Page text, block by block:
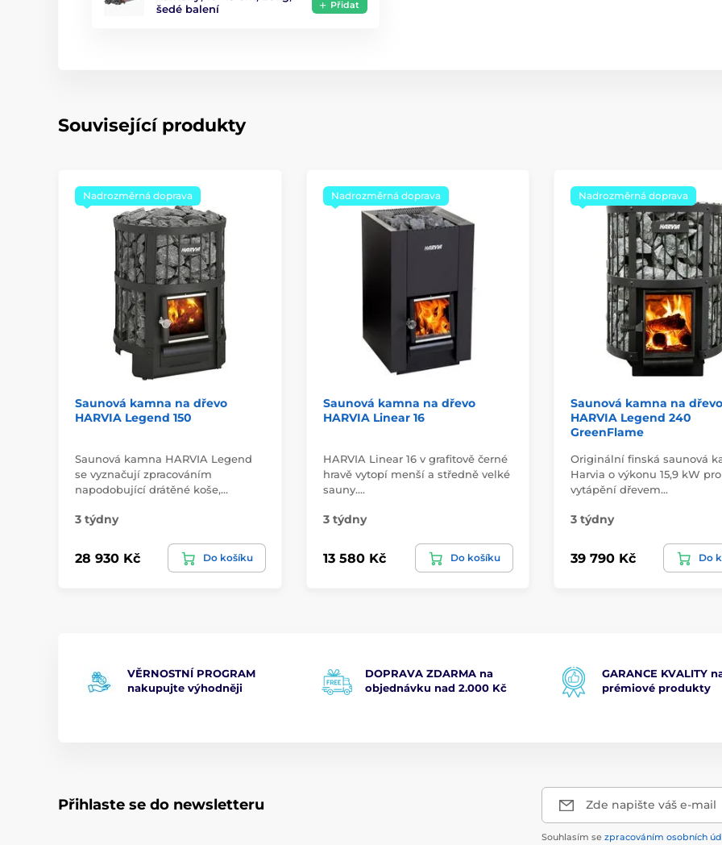
šedé balení
Přidat
Související produkty
Nadrozměrná doprava
Saunová kamna na dřevo
HARVIA Legend 150
Saunová kamna HARVIA Legend
se vyznačují zpracováním
napodobující drátěné koše,…
3 týdny
28 930 Kč Do košíku
Nadrozměrná doprava
Saunová kamna na dřevo
HARVIA Linear 16
HARVIA Linear 16 v grafitově černé
hravě vytopí menší a středně velké
sauny.…
3 týdny
13 580 Kč Do košíku
Nadrozměrná doprava
Saunová kamna na dřevo
HARVIA Legend 240
GreenFlame
Originální finská saunová
Harvia o výkonu 15,9 kW pro
vytápění dřevem…
3 týdny
39 790 Kč Do
VĚRNOSTNÍ PROGRAM
nakupujte výhodněji
DOPRAVA ZDARMA na
objednávku nad 2.000 Kč
GARANCE KVALITY
prémiové produkty
Přihlaste se do newsletteru Zde napište váš e-mail
Souhlasím se zpracováním osobních